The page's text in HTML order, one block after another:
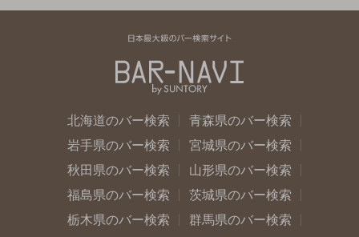
北海道のバー検索
青森県のバー検索
岩手県のバー検索
宮城県のバー検索
秋田県のバー検索
山形県のバー検索
福島県のバー検索
茨城県のバー検索
栃木県のバー検索
群馬県のバー検索